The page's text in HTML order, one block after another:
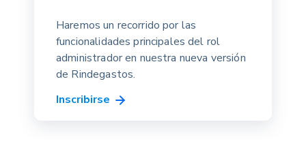
Haremos un recorrido por las
funcionalidades principales del rol
administrador en nuestra nueva versión
de Rindegastos.
Inscribirse